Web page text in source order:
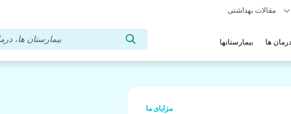
بیمارستانها درمان ها
مزایای ما